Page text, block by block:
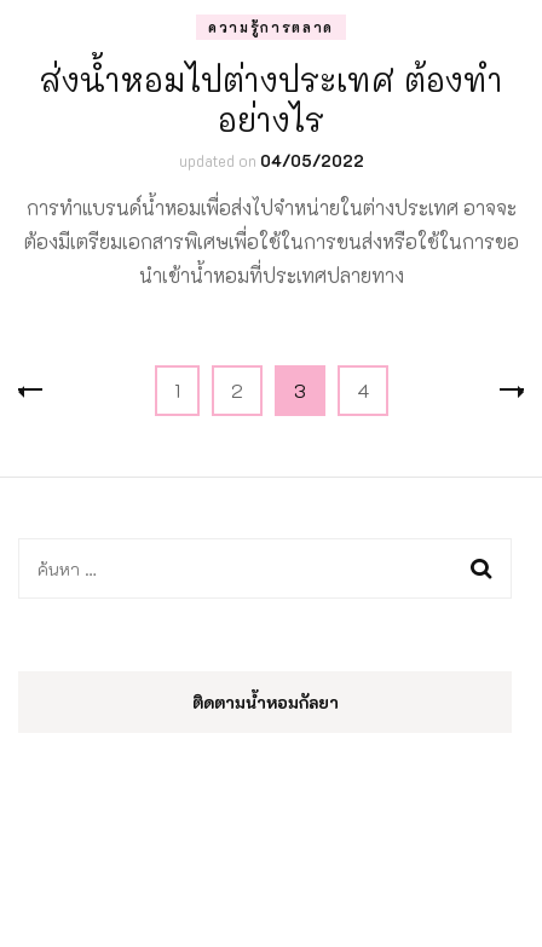
ความรู้การตลาด
ส่งน้ำหอมไปต่างประเทศ ต้องทำ
อย่างไร
updated on 04/05/2022
การทำแบรนด์น้ำหอมเพื่อส่งไปจำหน่ายในต่างประเทศ อาจจะ
ต้องมีเตรียมเอกสารพิเศษเพื่อใช้ในการขนส่งหรือใช้ในการขอ
นำเข้าน้ำหอมที่ประเทศปลายทาง
Posts
Page
1 Page
2 Page
3 Page
4
ค้นหา
ติดตามน้ำหอมกัลยา